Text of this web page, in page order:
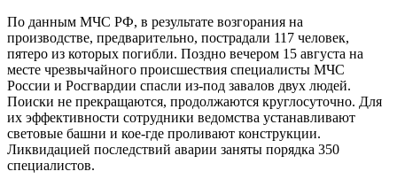
По данным МЧС РФ, в результате возгорания на
производстве, предварительно, пострадали 117 человек,
пятеро из которых погибли. Поздно вечером 15 августа на
месте чрезвычайного происшествия специалисты МЧС
России и Росгвардии спасли из-под завалов двух людей.
Поиски не прекращаются, продолжаются круглосуточно. Для
их эффективности сотрудники ведомства устанавливают
световые башни и кое-где проливают конструкции.
Ликвидацией последствий аварии заняты порядка 350
специалистов.